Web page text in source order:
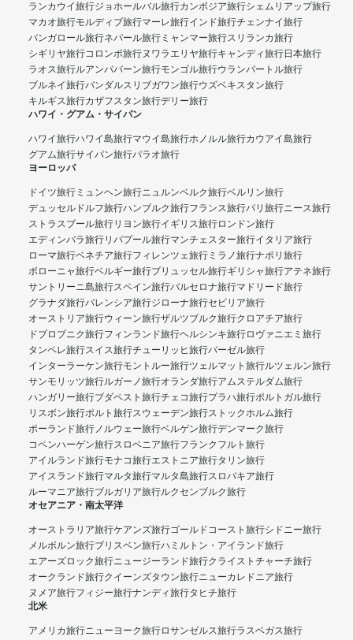
ランカウイ旅行ジョホールバル旅行カンボジア旅行シェムリアップ旅行
マカオ旅行モルディブ旅行マーレ旅行インド旅行チェンナイ旅行
バンガロール旅行ネパール旅行 ミャンマー旅行スリランカ旅行
シギリヤ旅行コロンボ旅行ヌワラエリヤ旅行キャンディ旅行日本旅行
ラオス旅行ルアンパバーン旅行モンゴル旅行ウランバートル旅行
ブルネイ旅行バンダルスリブガワン旅行ウズベキスタン旅行
キルギス旅行カザフスタン旅行デリー旅行
ハワイ・グアム・サイパン
ハワイ旅行ハワイ島旅行マウイ島旅行ホノルル旅行カウアイ島旅行
グアム旅行サイパン旅行パラオ旅行
ヨーロッパ
ドイツ旅行 ミュンヘン旅行ニュルンベルク旅行ベルリン旅行
デュッセルドルフ旅行ハンブルク旅行フランス旅行パリ旅行ニース旅行
ストラスブール旅行リヨン旅行イギリス旅行ロンドン旅行
エディンバラ旅行リバプール旅行マンチェスター旅行イタリア旅行
ローマ旅行ベネチア旅行フィレンツェ旅行 ミラノ旅行ナポリ旅行
ボローニャ旅行ベルギー旅行ブリュッセル旅行ギリシャ旅行アテネ旅行
サントリーニ島旅行スペイン旅行バルセロナ旅行マドリード旅行
グラナダ旅行バレンシア旅行ジローナ旅行セビリア旅行
オーストリア旅行ウィーン旅行ザルツブルク旅行クロアチア旅行
ドブロブニク旅行フィンランド旅行ヘルシンキ旅行ロヴァニエミ旅行
タンペレ旅行スイス旅行チューリッヒ旅行バーゼル旅行
インターラーケン旅行モントルー旅行ツェルマット旅行ルツェルン旅行
サンモリッツ旅行ルガーノ旅行オランダ旅行アムステルダム旅行
ハンガリー旅行ブダペスト旅行チェコ旅行プラハ旅行ポルトガル旅行
リスボン旅行ポルト旅行スウェーデン旅行ストックホルム旅行
ポーランド旅行ノルウェー旅行ベルゲン旅行デンマーク旅行
コペンハーゲン旅行スロベニア旅行フランクフルト旅行
アイルランド旅行モナコ旅行エストニア旅行タリン旅行
アイスランド旅行マルタ旅行マルタ島旅行スロバキア旅行
ルーマニア旅行ブルガリア旅行ルクセンブルク旅行
オセアニア・南太平洋
オーストラリア旅行ケアンズ旅行ゴールドコースト旅行シドニー旅行
メルボルン旅行ブリスベン旅行ハミルトン・アイランド旅行
エアーズロック旅行ニュージーランド旅行クライストチャーチ旅行
オークランド旅行クイーンズタウン旅行ニューカレドニア旅行
ヌメア旅行フィジー旅行ナンディ旅行タヒチ旅行
北米
アメリカ旅行ニューヨーク旅行ロサンゼルス旅行ラスベガス旅行